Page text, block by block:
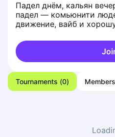
Падел днём, кальян
падел — комьюнити
движение, вайб и
shisha by night. More
community of people who
vibes, and great
Bali.
Tournaments (0) Members